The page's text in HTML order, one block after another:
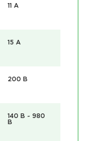
11 А
15 А
200 В
140 В ~ 980
В